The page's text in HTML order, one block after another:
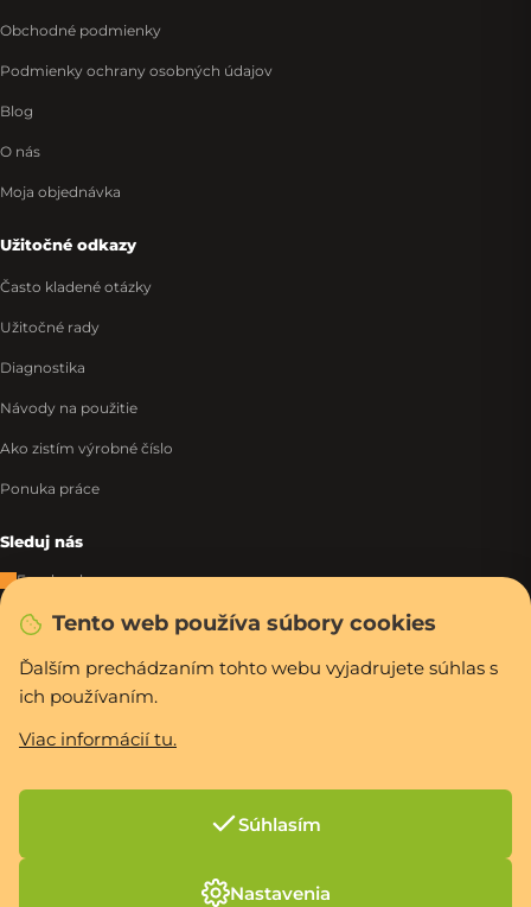
Tento web používa súbory cookies
Ďalším prechádzaním tohto webu vyjadrujete súhlas s
ich používaním.
Viac informácií tu.
Súhlasím
Nastavenia
Obchodné podmienky
Podmienky ochrany osobných údajov
Blog
O nás
Moja objednávka
Užitočné odkazy
Často kladené otázky
Užitočné rady
Diagnostika
Návody na použitie
Ako zistím výrobné číslo
Ponuka práce
Sleduj nás
Facebook
Instagram
Tiktok
WhatsApp
PCexpres.sk. Všetky práva vyhradené.